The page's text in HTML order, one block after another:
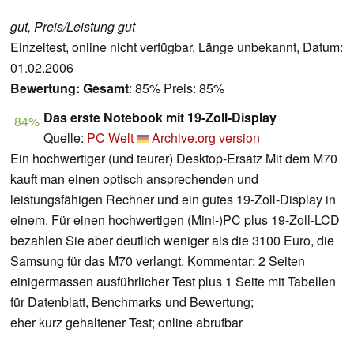
gut, Preis/Leistung gut
Einzeltest, online nicht verfügbar, Länge unbekannt, Datum:
01.02.2006
Bewertung: Gesamt: 85% Preis: 85%
84% Das erste Notebook mit 19-Zoll-Display
Quelle: PC Welt
Archive.org version
Ein hochwertiger (und teurer) Desktop-Ersatz Mit dem M70
kauft man einen optisch ansprechenden und
leistungsfähigen Rechner und ein gutes 19-Zoll-Display in
einem. Für einen hochwertigen (Mini-)PC plus 19-Zoll-LCD
bezahlen Sie aber deutlich weniger als die 3100 Euro, die
Samsung für das M70 verlangt. Kommentar: 2 Seiten
einigermassen ausführlicher Test plus 1 Seite mit Tabellen
für Datenblatt, Benchmarks und Bewertung;
eher kurz gehaltener Test; online abrufbar